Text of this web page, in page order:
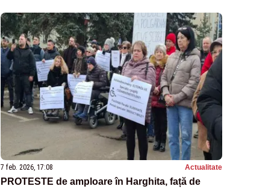
7 feb. 2026, 17:08 Actualitate
PROTESTE de amploare în Harghita, față de